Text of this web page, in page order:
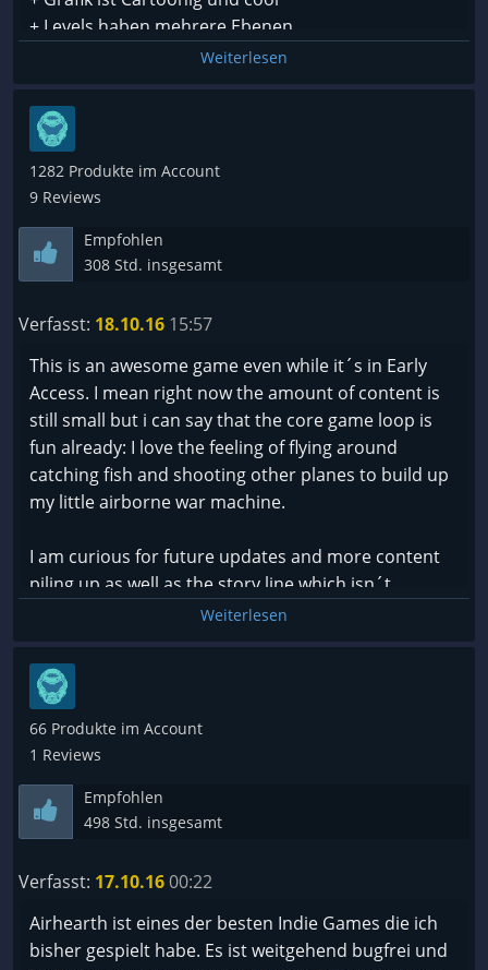
verstehe ich jetzt.
Pro und Kontra:
Pro:
- viele Shops und ein umfangreiches Crafting-
System erschließen haufenweise Waffen und
Flugzeugteile, um sich einen effektiven Flieger
zusammenzustellen
- charmante, bunte Grafik im Cell-Shading-Stil
- bietet gewaltige Erfolgserlebnisse, wenn man lange
Neutral:
- Permadeath
- die Story ist zwar nicht uninteressant, jedoch ist
die Präsentation einfach zu schmucklos, um hier
irgendetwas herumzureißen. Für Shooter-
Kontra:
- bietet nur einen Saveslot
- erfordert Grinding
- die Frustgefahr ist freilich extrem hoch
- ist stellenweise noch etwas verbuggt (der dritte
Bossgegner ist z.B. noch sehr buggy)
+ Levels haben mehrere Ebenen
+ Es gibt diverse Modifikationen für dein Flugzeug
Negativ:
+ Steuerung etwas schwierig zu beginn, am besten
mit einem XBOX Pad spielen
Ansonsten gibt es soweit eigentlich nichts negatives
darüber zu sagen.
wird daher immer wieder schön mit Updates
gefüttert. Wer ein witziges Sammel, Baller und
Flieger Spiel für zwischen durch sucht, der ist bei
AIRHEART definitiv richtig!
Hier noch der Link zu meinem #letsplay AIRHEART:
https://www.youtube.com/watch?v=D-tlraLXtbQ
Weiterlesen
1282 Produkte im Account
9 Reviews
Empfohlen
308 Std. insgesamt
Verfasst: 18.10.16 15:57
This is an awesome game even while it´s in Early
Access. I mean right now the amount of content is
still small but i can say that the core game loop is
fun already: I love the feeling of flying around
catching fish and shooting other planes to build up
my little airborne war machine.
I am curious for future updates and more content
piling up as well as the story line which isn´t
implemented yet. Btw there is some permadeath
inside of the game but that makes it actually quite
thrilling to fight in the sky.
Go and get it.
free but i came for the free key and stayed for a
great game otherwise I wouldn´t have taken the
Weiterlesen
66 Produkte im Account
1 Reviews
Empfohlen
498 Std. insgesamt
Verfasst: 17.10.1600:22
Airhearth ist eines der besten Indie Games die ich
bisher gespielt habe. Es ist weitgehend bugfrei und